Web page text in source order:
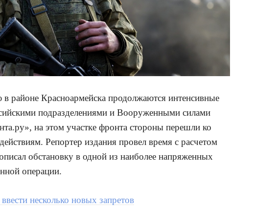
районе Красноармейска продолжаются интенсивные
подразделениями и Вооруженными силами
на этом участке фронта стороны перешли ко
Репортер издания провел время с расчетом
обстановку в одной из наиболее напряженных
операции.
несколько новых запретов